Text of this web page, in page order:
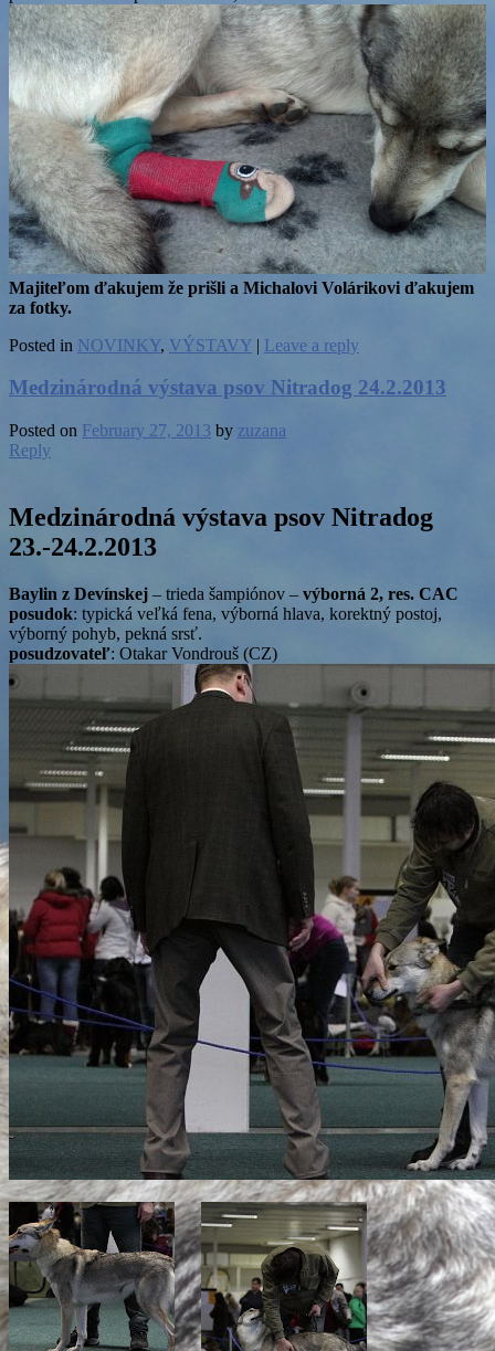
Majiteľom ďakujem že prišli a Michalovi Volárikovi ďakujem
za fotky.
Posted in NOVINKY, VÝSTAVY | Leave a reply
Medzinárodná výstava psov Nitradog 24.2.2013
Posted on February 27, 2013 by zuzana
Reply
Medzinárodná výstava psov Nitradog
23.-24.2.2013
Baylin z Devínskej – trieda šampiónov – výborná 2, res. CAC
posudok: typická veľká fena, výborná hlava, korektný postoj,
výborný pohyb, pekná srsť.
posudzovateľ: Otakar Vondrouš (CZ)